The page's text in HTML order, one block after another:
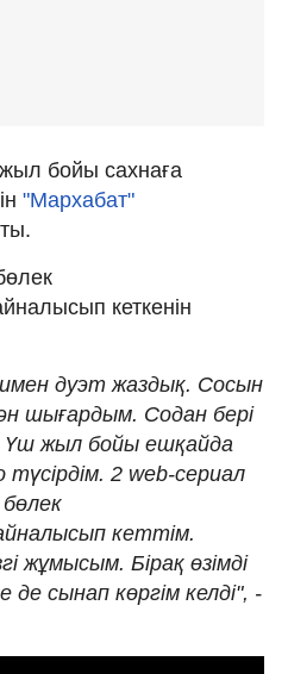
бойы сахнаға
"Мархабат"
кеткенін
дуэт жаздық. Сосын
шығардым. Содан бері
Үш жыл бойы ешқайда
2 web-сериал
кеттім.
жұмысым. Бірақ өзімді
де сынап көргім келді", -